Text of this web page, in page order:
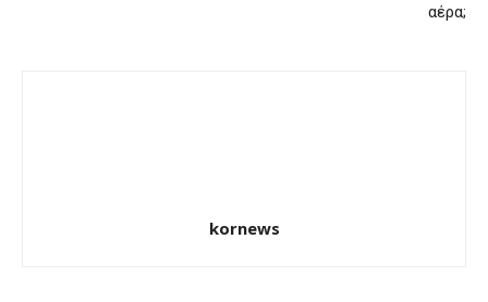
αέρα;
kornews